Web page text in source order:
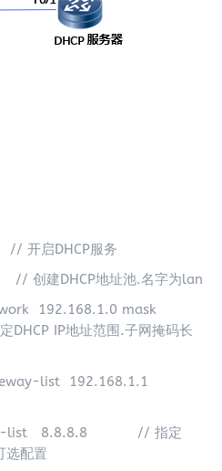
启DHCP服务
建DHCP地址池.名字为lan
192.168.1.0 mask
IP地址范围.子网掩码长
list 192.168.1.1
list 8.8.8.8 // 指定
选配置